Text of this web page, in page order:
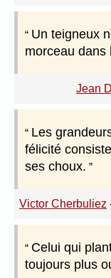
Un teigneux
morceau dans
Jean
Les
félicité
ses choux.
Victor Cherbuliez
Celui qui
toujours plus